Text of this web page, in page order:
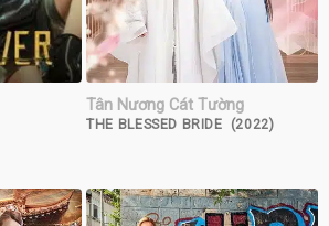
Tân Nương Cát Tường
THE BLESSED BRIDE (2022)